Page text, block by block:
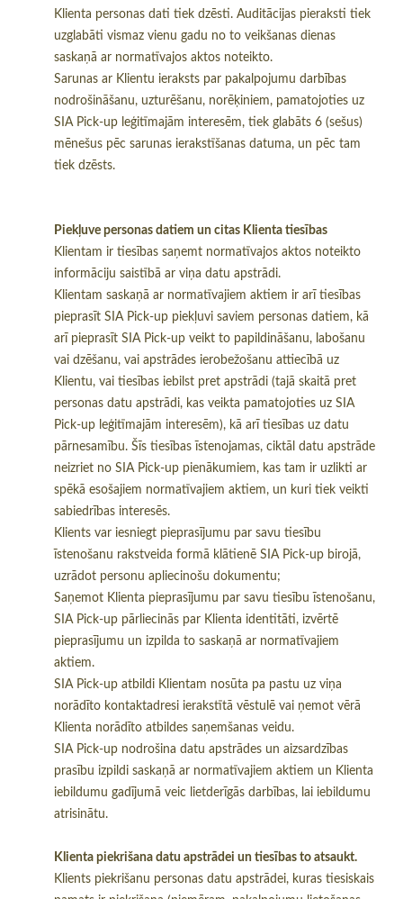
Klienta personas dati tiek dzēsti. Auditācijas pieraksti tiek
uzglabāti vismaz vienu gadu no to veikšanas dienas
saskaņā ar normatīvajos aktos noteikto.
Sarunas ar Klientu ieraksts par pakalpojumu darbības
nodrošināšanu, uzturēšanu, norēķiniem, pamatojoties uz
SIA Pick-up leģitīmajām interesēm, tiek glabāts 6 (sešus)
mēnešus pēc sarunas ierakstīšanas datuma, un pēc tam
tiek dzēsts.
Piekļuve personas datiem un citas Klienta tiesības
Klientam ir tiesības saņemt normatīvajos aktos noteikto
informāciju saistībā ar viņa datu apstrādi.
Klientam saskaņā ar normatīvajiem aktiem ir arī tiesības
pieprasīt SIA Pick-up piekļuvi saviem personas datiem, kā
arī pieprasīt SIA Pick-up veikt to papildināšanu, labošanu
vai dzēšanu, vai apstrādes ierobežošanu attiecībā uz
Klientu, vai tiesības iebilst pret apstrādi (tajā skaitā pret
personas datu apstrādi, kas veikta pamatojoties uz SIA
Pick-up leģitīmajām interesēm), kā arī tiesības uz datu
pārnesamību. Šīs tiesības īstenojamas, ciktāl datu apstrāde
neizriet no SIA Pick-up pienākumiem, kas tam ir uzlikti ar
spēkā esošajiem normatīvajiem aktiem, un kuri tiek veikti
sabiedrības interesēs.
Klients var iesniegt pieprasījumu par savu tiesību
īstenošanu rakstveida formā klātienē SIA Pick-up birojā,
uzrādot personu apliecinošu dokumentu;
Saņemot Klienta pieprasījumu par savu tiesību īstenošanu,
SIA Pick-up pārliecinās par Klienta identitāti, izvērtē
pieprasījumu un izpilda to saskaņā ar normatīvajiem
aktiem.
SIA Pick-up atbildi Klientam nosūta pa pastu uz viņa
norādīto kontaktadresi ierakstītā vēstulē vai ņemot vērā
Klienta norādīto atbildes saņemšanas veidu.
SIA Pick-up nodrošina datu apstrādes un aizsardzības
prasību izpildi saskaņā ar normatīvajiem aktiem un Klienta
iebildumu gadījumā veic lietderīgās darbības, lai iebildumu
atrisinātu.
Klienta piekrišana datu apstrādei un tiesības to atsaukt.
Klients piekrišanu personas datu apstrādei, kuras tiesiskais